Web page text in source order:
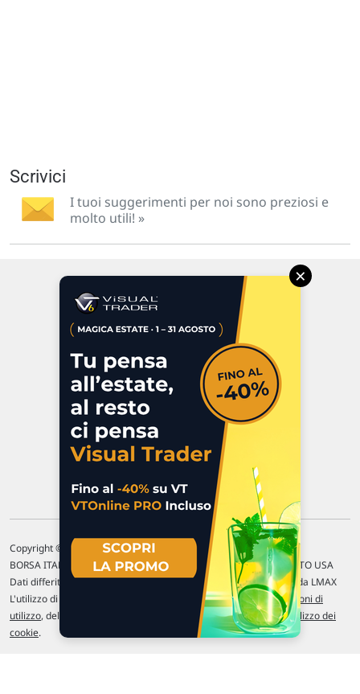
Scrivici
I tuoi suggerimenti per noi sono preziosi e
molto utili! »
47923 Rimini
P.IVA 02 452 460 401
Chi siamo
Commenti e segnalazioni
Contattaci
Copyright © 1996-2026 Traderlink Italia s.r.l.
BORSA ITALIANA Quotazioni di borsa differite di 15 min. / MERCATO USA
Dati differiti di 15 min. (fonte Intrinio) / FOREX Quotazioni fornite da LMAX
L'utilizzo di questo sito implica l'accettazione delle nostreCondizioni di
utilizzo, del Politiche sulla privacye dell'Utilizzo dei
cookie.
×